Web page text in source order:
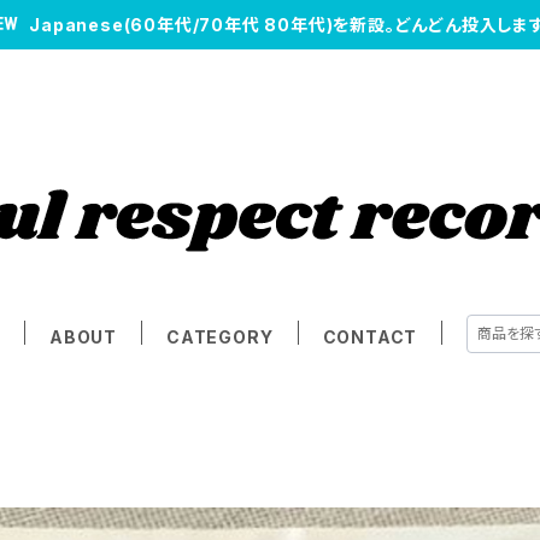
Japanese(60年代/70年代 80年代)を新設。どんどん投入します
ABOUT CATEGORY CONTACT